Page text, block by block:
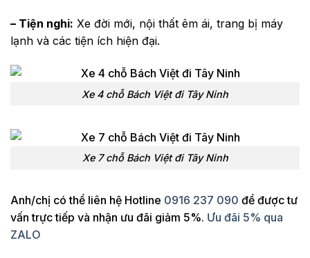
– Tiện nghi: Xe đời mới, nội thất êm ái, trang bị máy
lạnh và các tiện ích hiện đại.
Xe 4 chỗ Bách Việt đi Tây Ninh
Xe 7 chỗ Bách Việt đi Tây Ninh
Anh/chị có thể liên hệ Hotline 0916 237 090 để được tư
vấn trực tiếp và nhận ưu đãi giảm 5%. Ưu đãi 5% qua
ZALO